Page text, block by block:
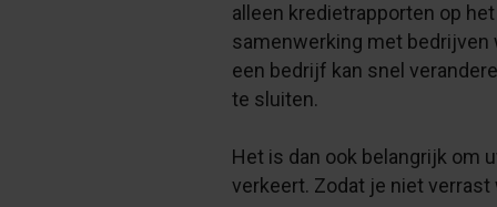
alleen kredietrapporten op
samenwerking met bedrijven
een bedrijf kan snel
te sluiten.
Het is dan ook belangrijk om
verkeert. Zodat je niet